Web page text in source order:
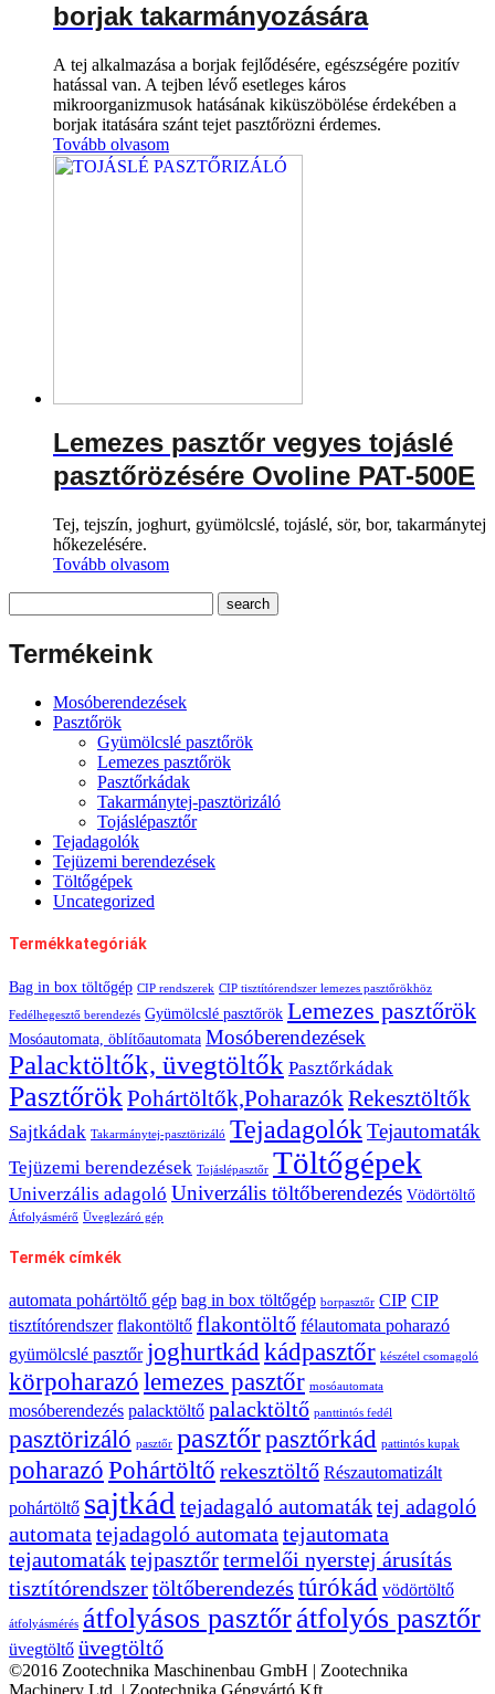
borjak takarmányozására
A tej alkalmazása a borjak fejlődésére, egészségére pozitív
hatással van. A tejben lévő esetleges káros
mikroorganizmusok hatásának kiküszöbölése érdekében a
borjak itatására szánt tejet pasztőrözni érdemes.
Tovább olvasom
Lemezes pasztőr vegyes tojáslé
pasztőrözésére Ovoline PAT-500E
Tej, tejszín, joghurt, gyümölcslé, tojáslé, sör, bor, takarmánytej
hőkezelésére.
Tovább olvasom
Termékeink
Mosóberendezések
Pasztőrök
Gyümölcslé pasztőrök
Lemezes pasztőrök
Pasztőrkádak
Takarmánytej-pasztörizáló
Tojáslépasztőr
Tejadagolók
Tejüzemi berendezések
Töltőgépek
Uncategorized
Termékkategóriák
Bag in box töltőgép CIP rendszerek CIP tisztítórendszer lemezes pasztőrökhöz
Fedélhegesztő berendezés Gyümölcslé pasztőrök Lemezes pasztőrök
Mosóautomata, öblítőautomata Mosóberendezések
Palacktöltők, üvegtöltők Pasztőrkádak
PasztőrökPohártöltők,Poharazók Rekesztöltők
Sajtkádak Takarmánytej-pasztörizáló TejadagolókTejautomaták
Tejüzemi berendezések Tojáslépasztőr Töltőgépek
Univerzális adagoló Univerzális töltőberendezés Vödörtöltő
Átfolyásmérő Üveglezáró gép
Termék címkék
automata pohártöltő gép bag in box töltőgép borpasztőr CIP CIP
tisztítórendszer flakontöltő flakontöltő félautomata poharazó
gyümölcslé pasztőr joghurtkád kádpasztőr készétel csomagoló
körpoharazólemezes pasztőr mosóautomata
mosóberendezés palacktöltő palacktöltő panttintós fedél
pasztörizáló pasztőr pasztőrpasztőrkád pattintós kupak
poharazóPohártöltő rekesztöltő Részautomatizált
pohártöltő sajtkád tejadagaló automatáktej adagoló
automata tejadagoló automata tejautomata
tejautomatáktejpasztőrtermelői nyerstej árusítás
tisztítórendszertöltőberendezés túrókád vödörtöltő
átfolyásmérés átfolyásos pasztőrátfolyós pasztőr
üvegtöltő üvegtöltő
©2016 Zootechnika Maschinenbau GmbH | Zootechnika
Machinery Ltd. | Zootechnika Gépgyártó Kft.